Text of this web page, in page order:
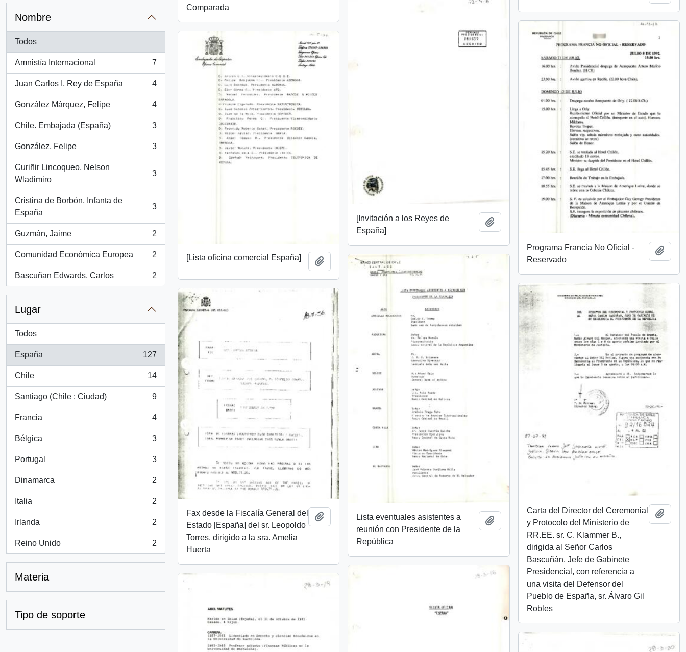
Nombre
Todos
Amnistía Internacional
, 7 resultados
7
Juan Carlos I, Rey de España
, 4 resultados
4
González Márquez, Felipe
, 4 resultados
4
Chile. Embajada (España)
, 3 resultados
3
González, Felipe
, 3 resultados
3
Curiñir Lincoqueo, Nelson
Wladimiro
, 3 resultados
3
Cristina de Borbón, Infanta de
España
, 3 resultados
3
Guzmán, Jaime
, 2 resultados
2
Comunidad Económica Europea
, 2 resultados
2
Bascuñan Edwards, Carlos
, 2 resultados
2
Lugar
Todos
España
, 127 resultados
127
Chile
, 14 resultados
14
Santiago (Chile : Ciudad)
, 9 resultados
9
Francia
, 4 resultados
4
Bélgica
, 3 resultados
3
Portugal
, 3 resultados
3
Dinamarca
, 2 resultados
2
Italia
, 2 resultados
2
Irlanda
, 2 resultados
2
Reino Unido
, 2 resultados
2
Materia
Tipo de soporte
Comparada
[Invitación a los Reyes de
España]
Añadir al portapapeles
Programa Francia No Oficial -
Reservado
[Lista oficina comercial España]
Añadir al portapapeles
Lista eventuales asistentes a
reunión con Presidente de la
República
Añadir al portapapeles
Carta del Director del Ceremonial
y Protocolo del Ministerio de
RR.EE. sr. C. Klammer B.,
dirigida al Señor Carlos
Bascuñán, Jefe de Gabinete
Presidencial, con referencia a
una visita del Defensor del
Pueblo de España, sr. Álvaro Gil
Robles
Fax desde la Fiscalía General del
Estado [España] del sr. Leopoldo
Torres, dirigido a la sra. Amelia
Huerta
Añadir al portapapeles